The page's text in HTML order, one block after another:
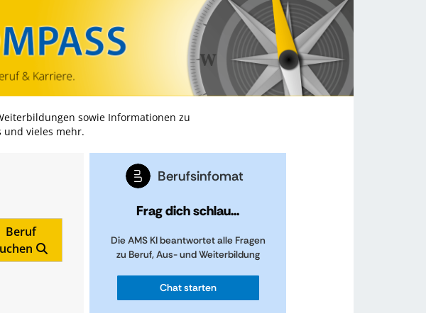
springen
springen
springen
springen
sowie Informationen zu
und vieles mehr.
Beruf
Berufsinfomat
Frag dich schlau...
Die AMS KI beantwortet alle Fragen
zu Beruf, Aus- und Weiterbildung
Chat starten